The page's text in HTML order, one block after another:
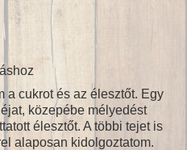
a cukrot és az élesztőt. Egy
közepébe mélyedést
élesztőt. A többi tejet is
alaposan kidolgoztatom.